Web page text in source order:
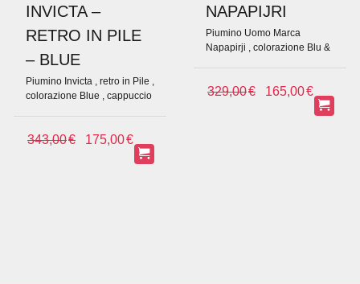
INVICTA –
RETRO IN PILE
– BLUE
Piumino Invicta , retro in Pile ,
colorazione Blue , cappuccio
343,00€
IL
175,00€
PREZZO
NAPAPIJRI
Piumino Uomo Marca
Napapirji , colorazione Blu &
329,00€
IL
165,00€